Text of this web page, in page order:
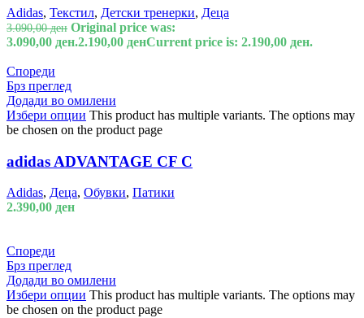
Adidas, Текстил, Детски тренерки, Деца
3.090,00ден Original price was:
3.090,00 ден.2.190,00 денCurrent price is: 2.190,00 ден.
Спореди
Брз преглед
Додади во омилени
Избери опции This product has multiple variants. The options may
be chosen on the product page
adidas ADVANTAGE CF C
Adidas, Деца, Обувки, Патики
2.390,00 ден
Спореди
Брз преглед
Додади во омилени
Избери опции This product has multiple variants. The options may
be chosen on the product page